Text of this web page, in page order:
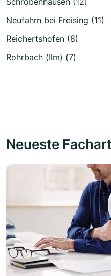
Neufahrn bei Freising (11)
Reichertshofen (8)
Rohrbach (Ilm) (7)
Neueste